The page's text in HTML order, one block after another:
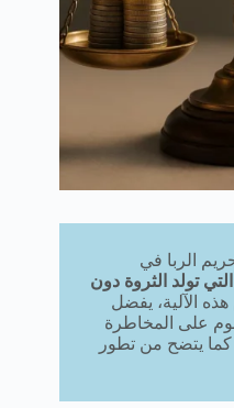
الربا في
التي تولد الثروة دون
الآلية، يفضل
على المخاطرة
كما يتضح من تطور